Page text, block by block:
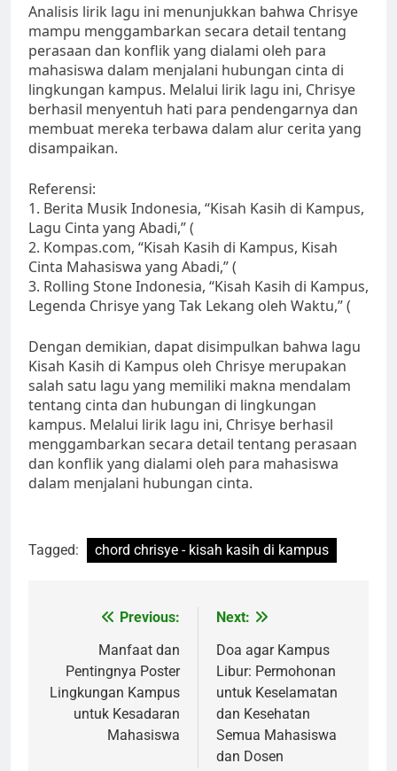
Analisis lirik lagu ini menunjukkan bahwa Chrisye
mampu menggambarkan secara detail tentang
perasaan dan konflik yang dialami oleh para
mahasiswa dalam menjalani hubungan cinta di
lingkungan kampus. Melalui lirik lagu ini, Chrisye
berhasil menyentuh hati para pendengarnya dan
membuat mereka terbawa dalam alur cerita yang
disampaikan.
Referensi:
1. Berita Musik Indonesia, “Kisah Kasih di Kampus,
Lagu Cinta yang Abadi,” (
2. Kompas.com, “Kisah Kasih di Kampus, Kisah
Cinta Mahasiswa yang Abadi,” (
3. Rolling Stone Indonesia, “Kisah Kasih di Kampus,
Legenda Chrisye yang Tak Lekang oleh Waktu,” (
Dengan demikian, dapat disimpulkan bahwa lagu
Kisah Kasih di Kampus oleh Chrisye merupakan
salah satu lagu yang memiliki makna mendalam
tentang cinta dan hubungan di lingkungan
kampus. Melalui lirik lagu ini, Chrisye berhasil
menggambarkan secara detail tentang perasaan
dan konflik yang dialami oleh para mahasiswa
dalam menjalani hubungan cinta.
Tagged: chord chrisye - kisah kasih di kampus
navigation
Previous:
Manfaat dan
Pentingnya Poster
Lingkungan Kampus
untuk Kesadaran
Mahasiswa
Next:
Doa agar Kampus
Libur: Permohonan
untuk Keselamatan
dan Kesehatan
Semua Mahasiswa
dan Dosen